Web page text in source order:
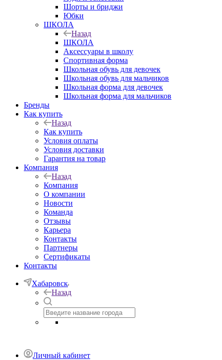
Шорты и бриджи
Юбки
ШКОЛА
Назад
ШКОЛА
Аксессуары в школу
Спортивная форма
Школьная обувь для девочек
Школьная обувь для мальчиков
Школьная форма для девочек
Школьная форма для мальчиков
Бренды
Как купить
Назад
Как купить
Условия оплаты
Условия доставки
Гарантия на товар
Компания
Назад
Компания
О компании
Новости
Команда
Отзывы
Карьера
Контакты
Партнеры
Сертификаты
Контакты
Хабаровск
Назад
Личный кабинет